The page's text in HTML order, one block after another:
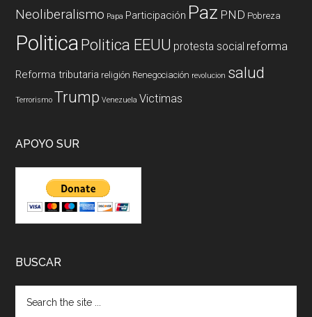
Neoliberalismo Papa Participación Paz PND Pobreza
PoliticaPolitica EEUU protesta social reforma
Reforma tributaria religión Renegociación revolucion salud
Terrorismo Trump Venezuela Victimas
APOYO SUR
BUSCAR